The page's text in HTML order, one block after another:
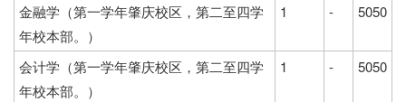
金融学（第一学年肇庆校区，第二至四学
年校本部。）
1 - 5050
会计学（第一学年肇庆校区，第二至四学
年校本部。）
1 - 5050